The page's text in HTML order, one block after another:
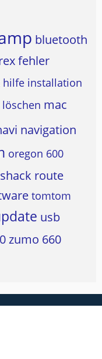
bluetooth
fehler
hilfe installation
löschen mac
navigation
oregon 600
route
tomtom
usb
zumo 660